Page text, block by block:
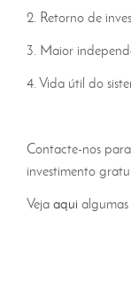
2. Retorno de
3. Maior
4. Vida útil do
Contacte-nos
investimento
Veja aqui algumas